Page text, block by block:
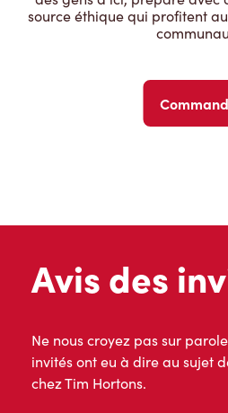
source éthique qui profitent
Avis des
Ne nous croyez pas sur
invités ont eu à dire au sujet
chez Tim Hortons.